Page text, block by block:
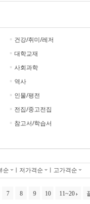
건강/취미/레저
대학교재
사회과학
역사
인물/평전
전집/중고전집
참고서/학습서
순 ㅣ 저가격순 ㅣ 고가격순
7 8 9 10 11~20